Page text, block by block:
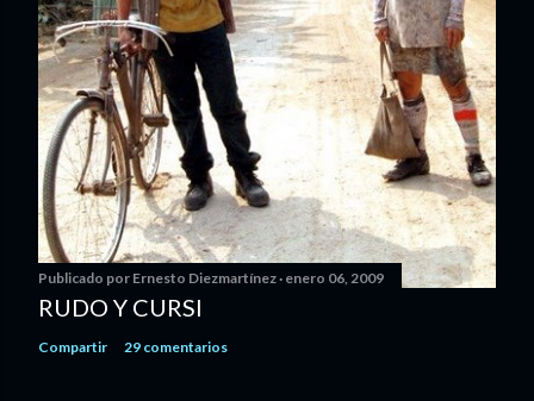
Publicado por Ernesto Diezmartínez enero 06, 2009
RUDO Y CURSI
Compartir 29 comentarios